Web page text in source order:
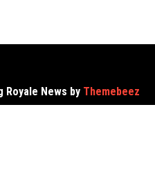
News by Themebeez